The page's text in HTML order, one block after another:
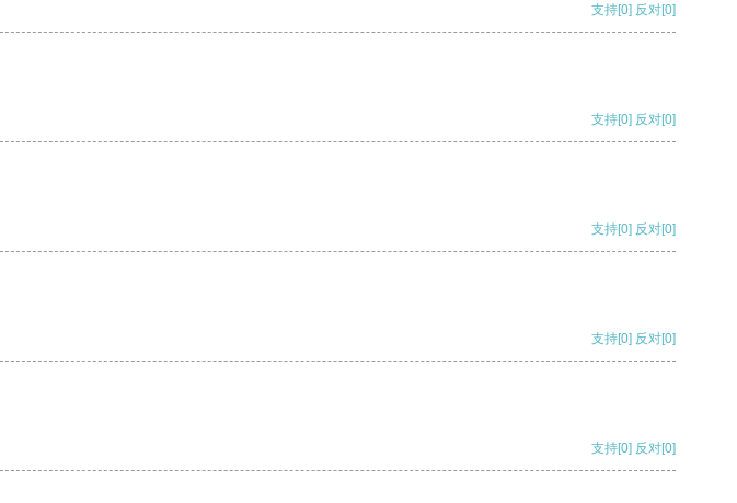
支持[0] 反对[0]
支持[0] 反对[0]
支持[0] 反对[0]
支持[0] 反对[0]
支持[0] 反对[0]